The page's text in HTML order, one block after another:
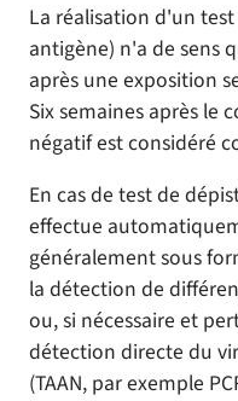
La réalisation d'un
antigène) n'a de sens
après une exposition
Six semaines après le
négatif est considéré
En cas de test de
effectue
généralement sous
la détection de
ou, si nécessaire et
détection directe du
(TAAN, par exemple